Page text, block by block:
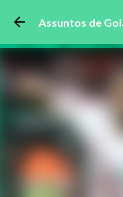
Pular
Assuntos de